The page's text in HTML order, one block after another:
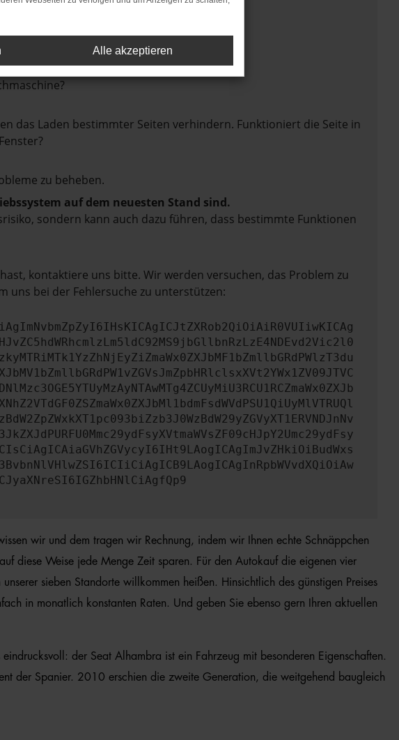
das Laden bestimmter Seiten verhindern. Funktioniert die Seite in
zu beheben.
auf dem neuesten Stand sind.
sondern kann auch dazu führen, dass bestimmte Funktionen
kontaktiere uns bitte. Wir werden versuchen, das Problem zu
uns bei der Fehlersuche zu unterstützen:
wir und dem tragen wir Rechnung, indem wir Ihnen echte Schnäppchen
diese Weise jede Menge Zeit sparen. Für den Autokauf die eigenen vier
sieben Standorte willkommen heißen. Hinsichtlich des günstigen Preises
in monatlich konstanten Raten. Und geben Sie ebenso gern Ihren aktuellen
der Seat Alhambra ist ein Fahrzeug mit besonderen Eigenschaften.
der Spanier. 2010 erschien die zweite Generation, die weitgehend baugleich
Alle akzeptieren